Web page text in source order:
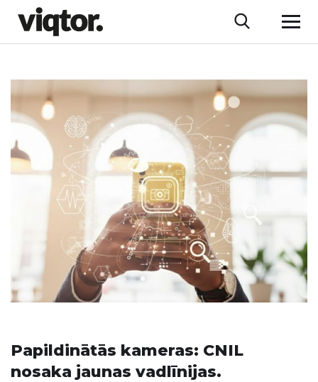
Papildinātās kameras: CNIL
nosaka jaunas vadlīnijas.